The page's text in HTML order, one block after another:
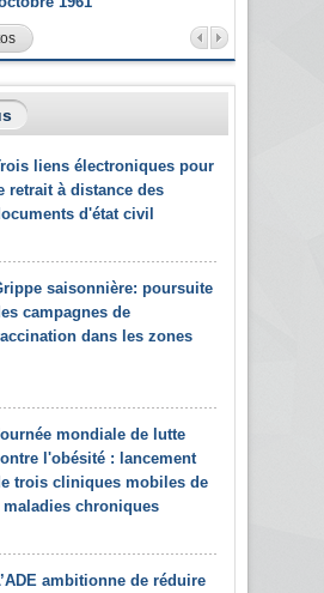
liens électroniques pour
retrait à distance des
d'état civil
saisonnière: poursuite
campagnes de
dans les zones
mondiale de lutte
l'obésité : lancement
trois cliniques mobiles de
maladies chroniques
ambitionne de réduire